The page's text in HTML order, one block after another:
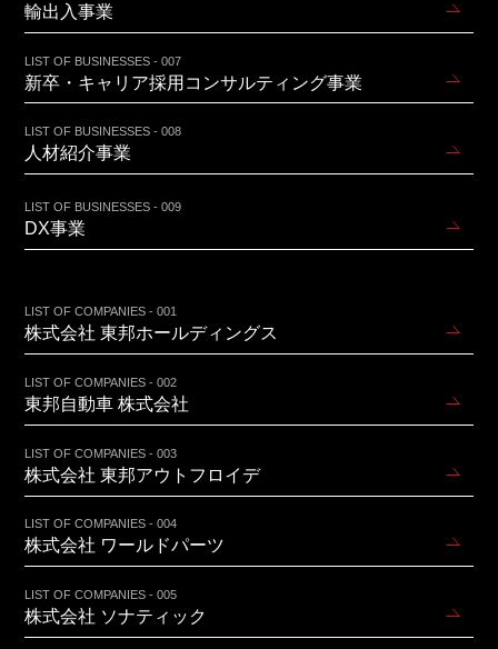
輸出入事業
LIST OF BUSINESSES - 007
新卒・キャリア採用コンサルティング事業
LIST OF BUSINESSES - 008
人材紹介事業
LIST OF BUSINESSES - 009
DX事業
LIST OF COMPANIES - 001
株式会社 東邦ホールディングス
LIST OF COMPANIES - 002
東邦自動車 株式会社
LIST OF COMPANIES - 003
株式会社 東邦アウトフロイデ
LIST OF COMPANIES - 004
株式会社 ワールドパーツ
LIST OF COMPANIES - 005
株式会社 ソナティック